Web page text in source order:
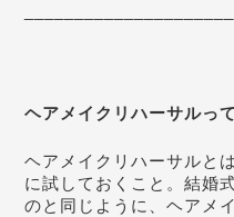
ヘアメイクリハーサルっ
ヘアメイクリハーサルと
に試しておくこと。結婚
のと同じように、ヘアメ